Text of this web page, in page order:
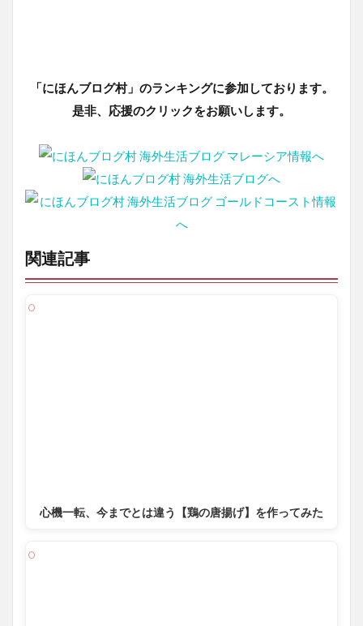
「にほんブログ村」のランキングに参加しております。
是非、応援のクリックをお願いします。
関連記事
心機一転、今までとは違う【鶏の唐揚げ】を作ってみた